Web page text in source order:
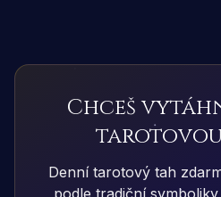
Chceš
Denní tarotový tah
podle tradiční symboliky